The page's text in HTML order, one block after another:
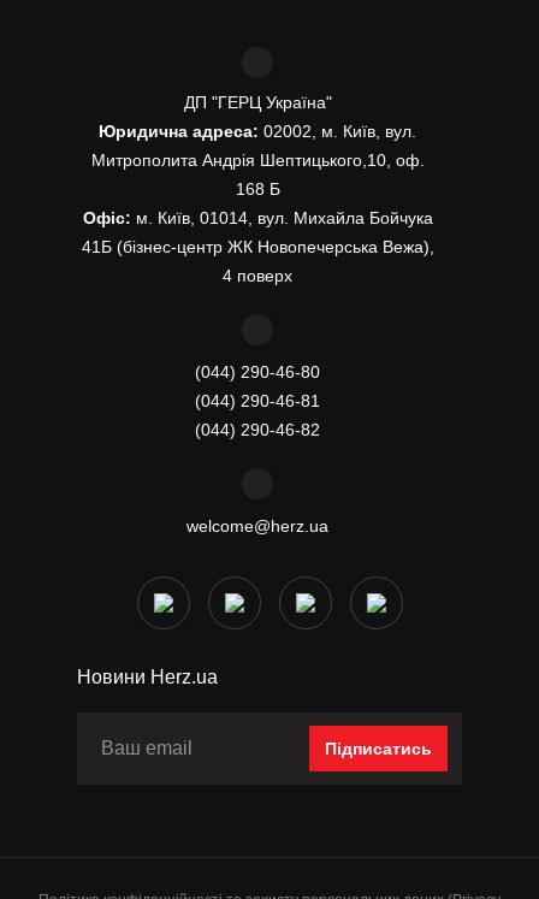
ДП "ГЕРЦ Україна"
Юридична адреса: 02002, м. Київ, вул.
Митрополита Андрія Шептицького,10, оф.
168 Б
Офіс: м. Київ, 01014, вул. Михайла Бойчука
41Б (бізнес-центр ЖК Новопечерська Вежа),
4 поверх
(044) 290-46-80
(044) 290-46-81
(044) 290-46-82
welcome@herz.ua
Новини Herz.ua
Підписатись